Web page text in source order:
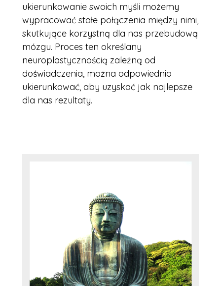
ukierunkowanie swoich myśli możemy
wypracować stałe połączenia między nimi,
skutkujące korzystną dla nas przebudową
mózgu. Proces ten określany
neuroplastycznością zależną od
doświadczenia, można odpowiednio
ukierunkować, aby uzyskać jak najlepsze
dla nas rezultaty.